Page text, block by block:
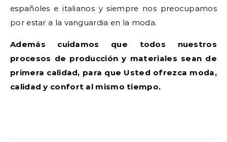
españoles e italianos y siempre nos preocupamos
por estar a la vanguardia en la moda.
Además cuidamos que todos nuestros
procesos de producción y materiales sean de
primera calidad, para que Usted ofrezca moda,
calidad y confort al mismo tiempo.